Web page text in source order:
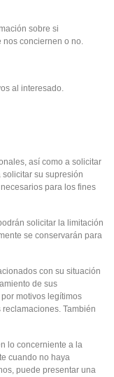
sobre si
conciernen o no.
al interesado.
así como a solicitar
solicitar su supresión
para los fines
solicitar la limitación
se conservarán para
con su situación
de sus
motivos legítimos
También
lo concerniente a la
cuando no haya
puede presentar una